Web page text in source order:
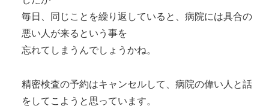
毎日、同じことを繰り返していると、病院には具合の
悪い人が来るという事を
忘れてしまうんでしょうかね。
精密検査の予約はキャンセルして、病院の偉い人と話
をしてこようと思っています。